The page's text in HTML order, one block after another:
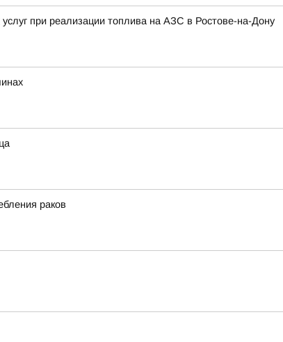
при реализации топлива на АЗС в Ростове-на-Дону
раков